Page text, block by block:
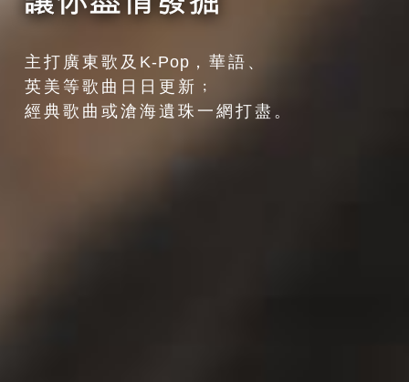
主打廣東歌及 K-Pop ，華語、
英美等歌曲日日更新﹔
經典歌曲或滄海遺珠一網打盡。